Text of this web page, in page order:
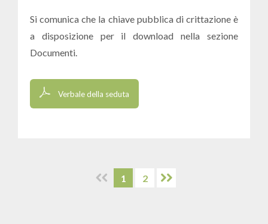
Si comunica che la chiave pubblica di crittazione è
a disposizione per il download nella sezione
Documenti.
Verbale della seduta
1 2